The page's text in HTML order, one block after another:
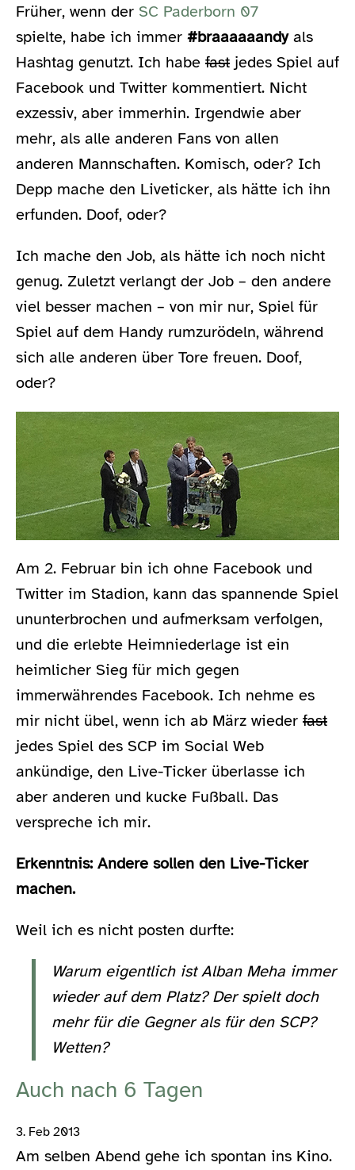
Früher, wenn der SC Paderborn 07
spielte, habe ich immer #braaaaaandyals
Hashtag genutzt. Ich habe fast jedes Spiel auf
Facebook und Twitter kommentiert. Nicht
exzessiv, aber immerhin. Irgendwie aber
mehr, als alle anderen Fans von allen
anderen Mannschaften. Komisch, oder? Ich
Depp mache den Liveticker, als hätte ich ihn
erfunden. Doof, oder?
Ich mache den Job, als hätte ich noch nicht
genug. Zuletzt verlangt der Job – den andere
viel besser machen – von mir nur, Spiel für
Spiel auf dem Handy rumzurödeln, während
sich alle anderen über Tore freuen. Doof,
oder?
Am 2. Februar bin ich ohne Facebook und
Twitter im Stadion, kann das spannende Spiel
ununterbrochen und aufmerksam verfolgen,
und die erlebte Heimniederlage ist ein
heimlicher Sieg für mich gegen
immerwährendes Facebook. Ich nehme es
mir nicht übel, wenn ich ab März wieder fast
jedes Spiel des SCP im Social Web
ankündige, den Live-Ticker überlasse ich
aber anderen und kucke Fußball. Das
verspreche ich mir.
Erkenntnis: Andere sollen den Live-Ticker
machen.
Weil ich es nicht posten durfte:
Warum eigentlich ist Alban Meha immer
wieder auf dem Platz? Der spielt doch
mehr für die Gegner als für den SCP?
Wetten?
Auch nach 6 Tagen
3. Feb 2013
Am selben Abend gehe ich spontan ins Kino.